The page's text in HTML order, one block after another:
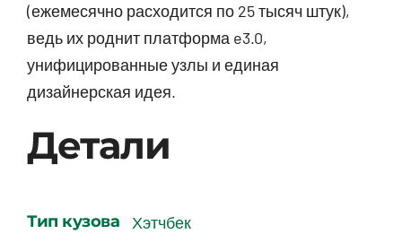
(ежемесячно расходится по 25 тысяч штук),
ведь их роднит платформа e3.0,
унифицированные узлы и единая
дизайнерская идея.
Детали
Тип кузова
Хэтчбек